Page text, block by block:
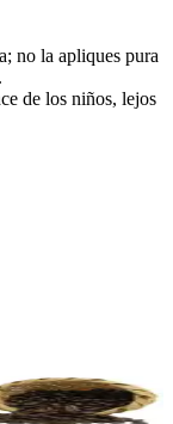
no la apliques pura
de los niños, lejos